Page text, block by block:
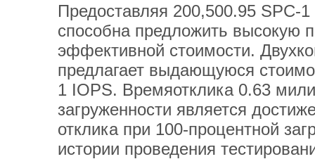
Предоставляя 200,500.95 SPC-
способна предложить высокую
эффективной стоимости.
предлагает выдающуюся
1 IOPS. Времяотклика 0.63
загруженности является
отклика при 100-процентной
истории проведения